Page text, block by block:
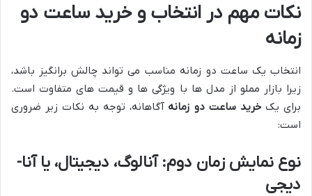
نکات مهم در انتخاب و خرید ساعت دو
زمانه
انتخاب یک ساعت دو زمانه مناسب می تواند چالش برانگیز باشد،
زیرا بازار مملو از مدل ها با ویژگی ها و قیمت های متفاوت است.
برای یک خرید ساعت دو زمانه آگاهانه، توجه به نکات زیر ضروری
است:
نوع نمایش زمان دوم: آنالوگ، دیجیتال، یا آنا-
دیجی